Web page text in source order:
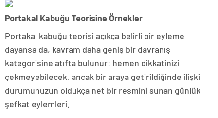
Portakal Kabuğu Teorisine Örnekler
Portakal kabuğu teorisi açıkça belirli bir eyleme
dayansa da, kavram daha geniş bir davranış
kategorisine atıfta bulunur: hemen dikkatinizi
çekmeyebilecek, ancak bir araya getirildiğinde ilişki
durumunuzun oldukça net bir resmini sunan günlük
şefkat eylemleri.